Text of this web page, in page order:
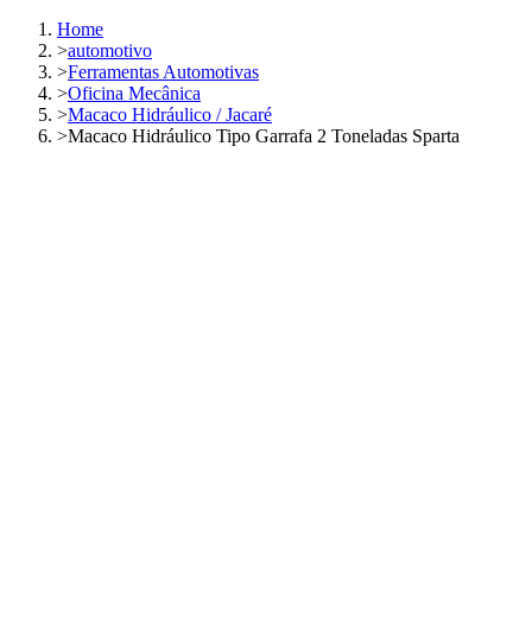
Home
>automotivo
>Ferramentas Automotivas
>Oficina Mecânica
>Macaco Hidráulico / Jacaré
>Macaco Hidráulico Tipo Garrafa 2 Toneladas Sparta